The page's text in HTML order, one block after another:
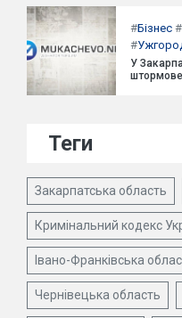
#Бізнес #
#
У
Теги
Закарпатська область
Кримінальний кодекс
Івано-Франківська
Чернівецька область